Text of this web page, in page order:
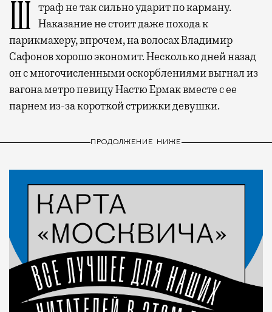
Штраф не так сильно ударит по карману. Наказание не стоит даже похода к
парикмахеру, впрочем, на волосах Владимир
Сафонов хорошо экономит. Несколько дней назад
он с многочисленными оскорблениями выгнал из
вагона метро певицу Настю Ермак вместе с ее
парнем из-за короткой стрижки девушки.
ПРОДОЛЖЕНИЕ НИЖЕ